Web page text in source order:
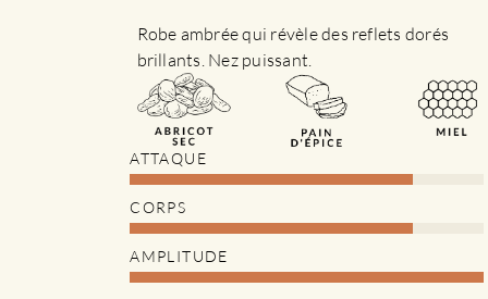
du
produit
Robe ambrée qui révèle des reflets dorés
brillants. Nez puissant.
ATTAQUE
CORPS
AMPLITUDE